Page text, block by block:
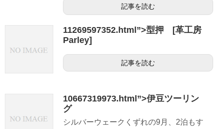
記事を読む
11269597352.html”>型押 [革工房
Parley]
記事を読む
10667319973.html”>伊豆ツーリン
グ
シルバーウェークくずれの9月、2泊もす